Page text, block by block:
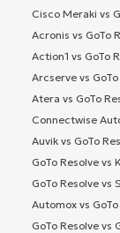
Cisco Meraki vs
Acronis vs GoTo
Action1 vs GoTo
Arcserve vs
Atera vs GoTo
Connectwise
Auvik vs GoTo
GoTo Resolve vs
GoTo Resolve vs
Automox vs
GoTo Resolve vs